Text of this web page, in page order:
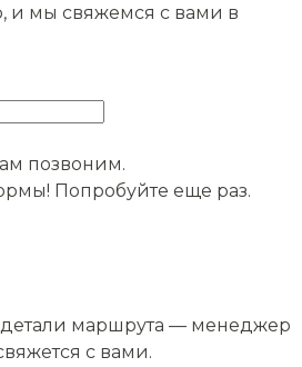
и мы свяжемся с вами в
позвоним.
Попробуйте еще раз.
детали маршрута — менеджер
с вами.